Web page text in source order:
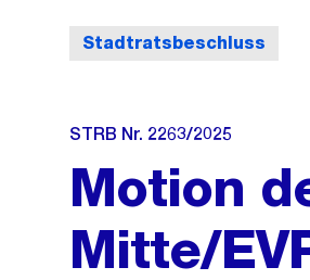
Stadtratsbeschluss
STRB Nr. 2263/2025
Motion
Mitte/